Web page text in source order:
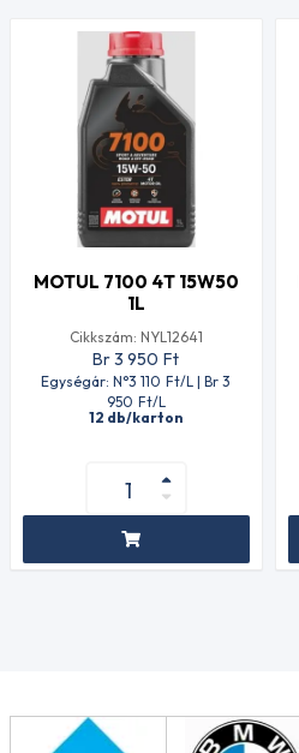
MOTUL 7100 4T 15W50
1L
Cikkszám: NYL12641
Br 3 950 Ft
Egységár: N°3 110 Ft/L | Br 3
950 Ft/L
12 db/karton